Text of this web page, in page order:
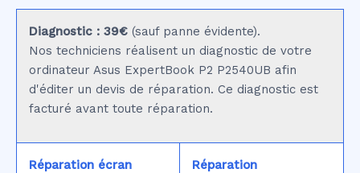
Diagnostic : 39€ (sauf panne évidente).
Nos techniciens réalisent un diagnostic de votre
ordinateur Asus ExpertBook P2 P2540UB afin
d'éditer un devis de réparation. Ce diagnostic est
facturé avant toute réparation.
Réparation écran
Réparation